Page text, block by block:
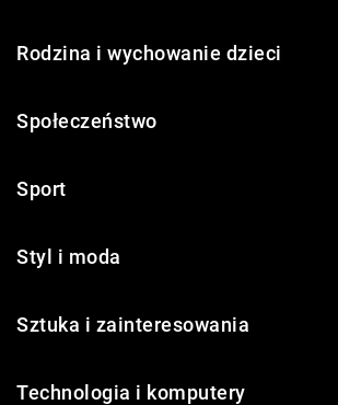
Rodzina i wychowanie dzieci
Społeczeństwo
Sport
Styl i moda
Sztuka i zainteresowania
Technologia i komputery